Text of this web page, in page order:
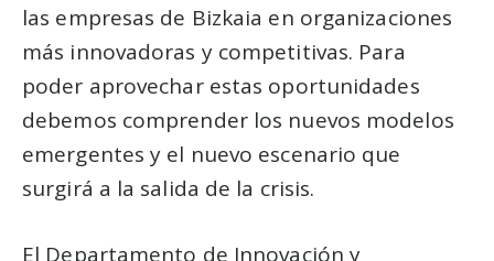
las empresas de Bizkaia en organizaciones
más innovadoras y competitivas. Para
poder aprovechar estas oportunidades
debemos comprender los nuevos modelos
emergentes y el nuevo escenario que
surgirá a la salida de la crisis.
El Departamento de Innovación y